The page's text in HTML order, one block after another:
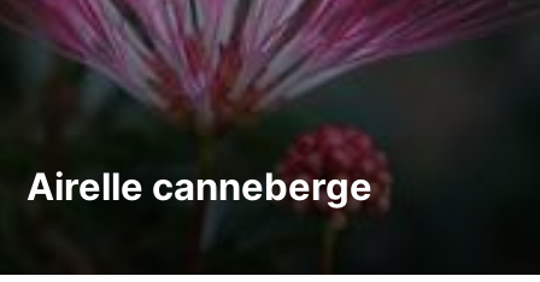
Airelle canneberge